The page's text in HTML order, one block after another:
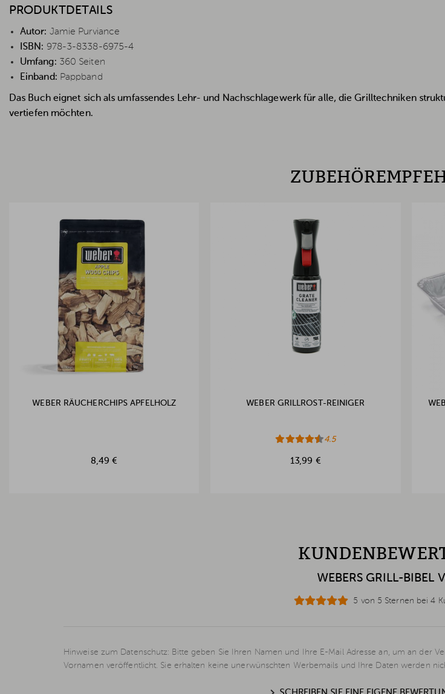
PRODUKTDETAILS
Autor: Jamie Purviance
ISBN: 978-3-8338-6975-4
Umfang: 360 Seiten
Einband: Pappband
Das Buch eignet sich als umfassendes Lehr- und Nachschlagewerk für alle, die Grilltechniken
vertiefen möchten.
WEBER RÄUCHERCHIPS APFELHOLZ
8,49 €
WEBER GRILLROST-REINIGER
4.5
13,99 €
WEBERS GRILL-BIBEL
5 von 5 Sternen bei 4
Hinweise zum Datenschutz: Bitte geben Sie Ihren Namen und Ihre E-Mail Adresse an, um an der
Vornamen veröffentlicht. Sie erhalten keine unerwünschten Werbemails und Ihre Daten werden